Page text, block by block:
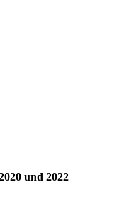
und 2022